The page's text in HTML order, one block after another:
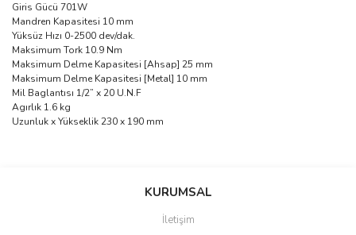
Giris Gücü 701W
Mandren Kapasitesi 10 mm
Yüksüz Hızı 0-2500 dev/dak.
Maksimum Tork 10.9 Nm
Maksimum Delme Kapasitesi [Ahsap] 25 mm
Maksimum Delme Kapasitesi [Metal] 10 mm
Mil Baglantısı 1/2” x 20 U.N.F
Agırlık 1.6 kg
Uzunluk x Yükseklik 230 x 190 mm
Bu ürüne ilk yorumu siz yapın!
Ürün hakkında henüz soru sorulmamış.
KURUMSAL
İletişim